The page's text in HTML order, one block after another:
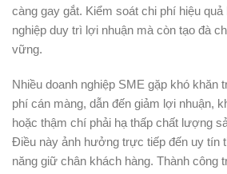
càng gay gắt. Kiểm soát chi phí hiệu
nghiệp duy trì lợi nhuận mà còn tạo đà
vững.
Nhiều doanh nghiệp SME gặp khó khăn
phí cán màng, dẫn đến giảm lợi nhuận,
hoặc thậm chí phải hạ thấp chất lượng
Điều này ảnh hưởng trực tiếp đến uy tín
năng giữ chân khách hàng. Thành công